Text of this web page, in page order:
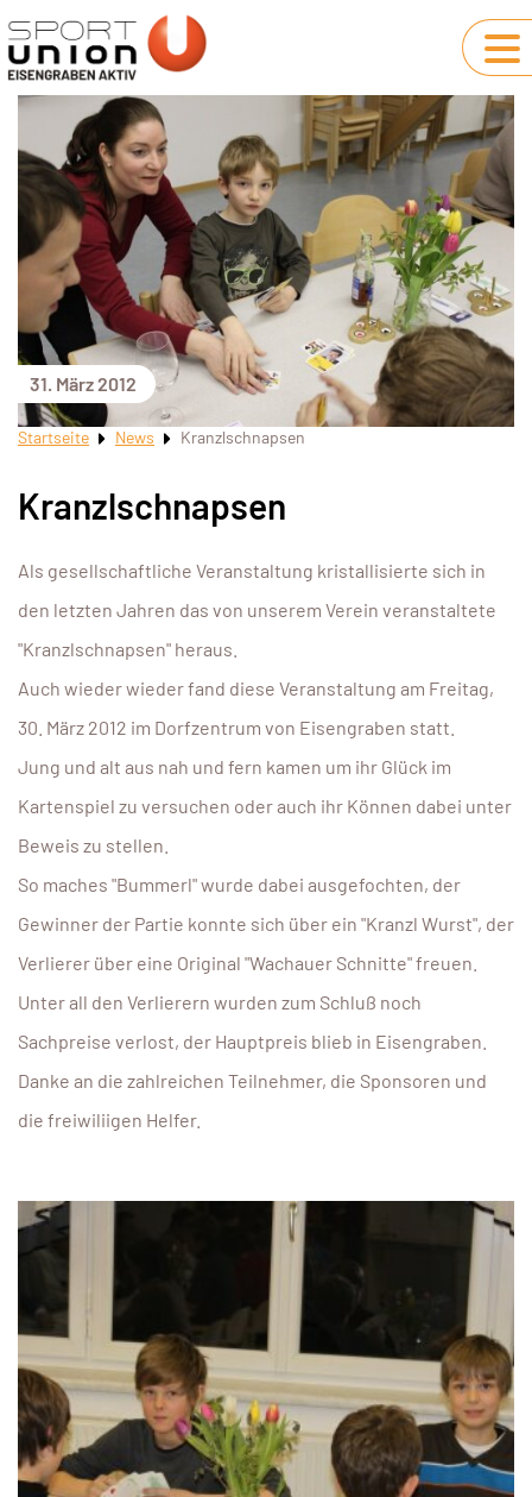
31. März 2012
Startseite News Kranzlschnapsen
Kranzlschnapsen
Als gesellschaftliche Veranstaltung kristallisierte sich in
den letzten Jahren das von unserem Verein veranstaltete
"Kranzlschnapsen" heraus.
Auch wieder wieder fand diese Veranstaltung am Freitag,
30. März 2012 im Dorfzentrum von Eisengraben statt.
Jung und alt aus nah und fern kamen um ihr Glück im
Kartenspiel zu versuchen oder auch ihr Können dabei unter
Beweis zu stellen.
So maches "Bummerl" wurde dabei ausgefochten, der
Gewinner der Partie konnte sich über ein "Kranzl Wurst", der
Verlierer über eine Original "Wachauer Schnitte" freuen.
Unter all den Verlierern wurden zum Schluß noch
Sachpreise verlost, der Hauptpreis blieb in Eisengraben.
Danke an die zahlreichen Teilnehmer, die Sponsoren und
die freiwiliigen Helfer.